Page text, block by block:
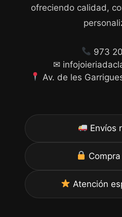
ofreciendo calidad,
973
✉
Av. de les
Envíos
Atención